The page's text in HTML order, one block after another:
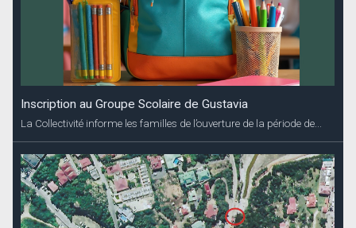
Inscription au Groupe Scolaire de Gustavia
La Collectivité informe les familles de l’ouverture de la période de...